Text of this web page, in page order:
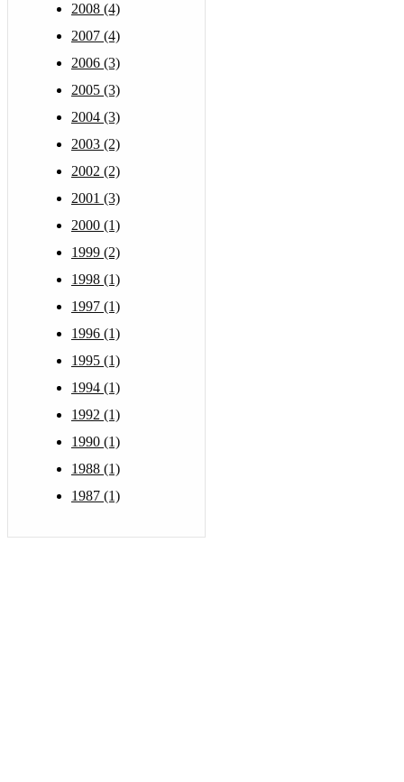
2008 (4)
2007 (4)
2006 (3)
2005 (3)
2004 (3)
2003 (2)
2002 (2)
2001 (3)
2000 (1)
1999 (2)
1998 (1)
1997 (1)
1996 (1)
1995 (1)
1994 (1)
1992 (1)
1990 (1)
1988 (1)
1987 (1)